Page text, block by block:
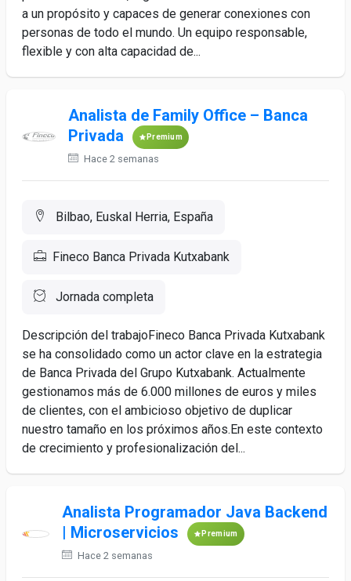
a un propósito y capaces de generar conexiones con
personas de todo el mundo. Un equipo responsable,
flexible y con alta capacidad de...
Analista de Family Office – Banca
Privada
Premium
Hace 2 semanas
Bilbao, Euskal Herria, España
Fineco Banca Privada Kutxabank
Jornada completa
Descripción del trabajoFineco Banca Privada Kutxabank
se ha consolidado como un actor clave en la estrategia
de Banca Privada del Grupo Kutxabank. Actualmente
gestionamos más de 6.000 millones de euros y miles
de clientes, con el ambicioso objetivo de duplicar
nuestro tamaño en los próximos años.En este contexto
de crecimiento y profesionalización del...
Analista Programador Java Backend
| Microservicios
Premium
Hace 2 semanas